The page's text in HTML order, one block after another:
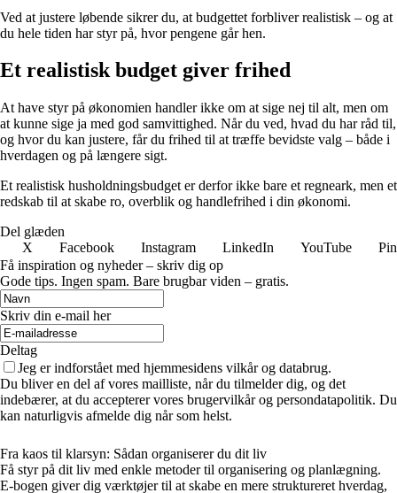
Ved at justere løbende sikrer du, at budgettet forbliver realistisk – og at
du hele tiden har styr på, hvor pengene går hen.
Et realistisk budget giver frihed
At have styr på økonomien handler ikke om at sige nej til alt, men om
at kunne sige ja med god samvittighed. Når du ved, hvad du har råd til,
og hvor du kan justere, får du frihed til at træffe bevidste valg – både i
hverdagen og på længere sigt.
Et realistisk husholdningsbudget er derfor ikke bare et regneark, men et
redskab til at skabe ro, overblik og handlefrihed i din økonomi.
Del glæden
X
Facebook Instagram LinkedIn YouTube
Få inspiration og nyheder – skriv dig op
Gode tips. Ingen spam. Bare brugbar viden – gratis.
Skriv din e-mail her
Deltag
Jeg er indforstået med hjemmesidens vilkår og databrug.
Du bliver en del af vores mailliste, når du tilmelder dig, og det
indebærer, at du accepterer vores brugervilkår og persondatapolitik. Du
kan naturligvis afmelde dig når som helst.
Fra kaos til klarsyn: Sådan organiserer du dit liv
Få styr på dit liv med enkle metoder til organisering og planlægning.
E-bogen giver dig værktøjer til at skabe en mere struktureret hverdag,